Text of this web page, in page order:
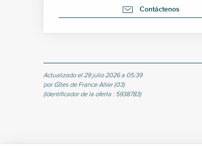
Contáctenos
Actualizado el 29 julio 2026 a 05:39
por Gîtes de France Allier (03)
(Identificador de la oferta : 5938783)